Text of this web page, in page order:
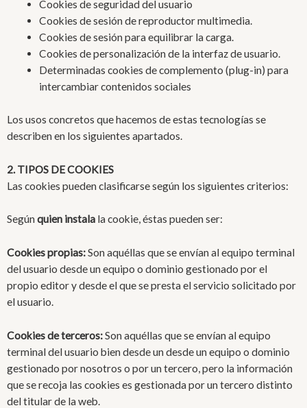
Cookies de seguridad del usuario
Cookies de sesión de reproductor multimedia.
Cookies de sesión para equilibrar la carga.
Cookies de personalización de la interfaz de usuario.
Determinadas cookies de complemento (plug-in) para
intercambiar contenidos sociales
Los usos concretos que hacemos de estas tecnologías se
describen en los siguientes apartados.
2. TIPOS DE COOKIES
Las cookies pueden clasificarse según los siguientes criterios:
Según quien instala la cookie, éstas pueden ser:
Cookies propias:Son aquéllas que se envían al equipo terminal
del usuario desde un equipo o dominio gestionado por el
propio editor y desde el que se presta el servicio solicitado por
el usuario.
Cookies de terceros:Son aquéllas que se envían al equipo
terminal del usuario bien desde un desde un equipo o dominio
gestionado por nosotros o por un tercero, pero la información
que se recoja las cookies es gestionada por un tercero distinto
del titular de la web.